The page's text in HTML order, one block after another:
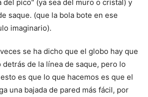
del pico" (ya sea del muro o cristal) y
saque. (que la bola bote en ese
imaginario).
se ha dicho que el globo hay que
detrás de la línea de saque, pero lo
es que lo que hacemos es que el
una bajada de pared más fácil, por